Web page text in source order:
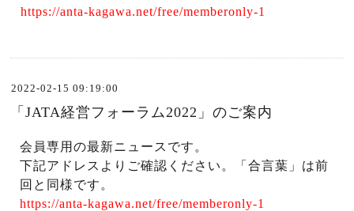
https://anta-kagawa.net/free/memberonly-1
2022-02-15 09:19:00
「JATA経営フォーラム2022」のご案内
会員専用の最新ニュースです。
下記アドレスよりご確認ください。「合言葉」は前
回と同様です。
https://anta-kagawa.net/free/memberonly-1